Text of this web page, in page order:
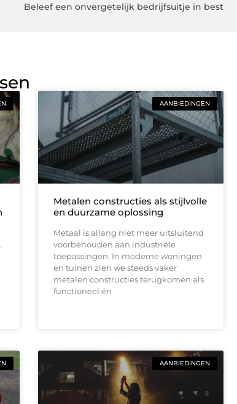
Beleef een onvergetelijk bedrijfsuitje in best
AANBIEDINGEN
Metalen constructies als stijlvolle
en duurzame oplossing
Metaal is allang niet meer uitsluitend
voorbehouden aan industriële
toepassingen. In moderne woningen
en tuinen zien we steeds vaker
metalen constructies terugkomen als
functioneel én
AANBIEDINGEN